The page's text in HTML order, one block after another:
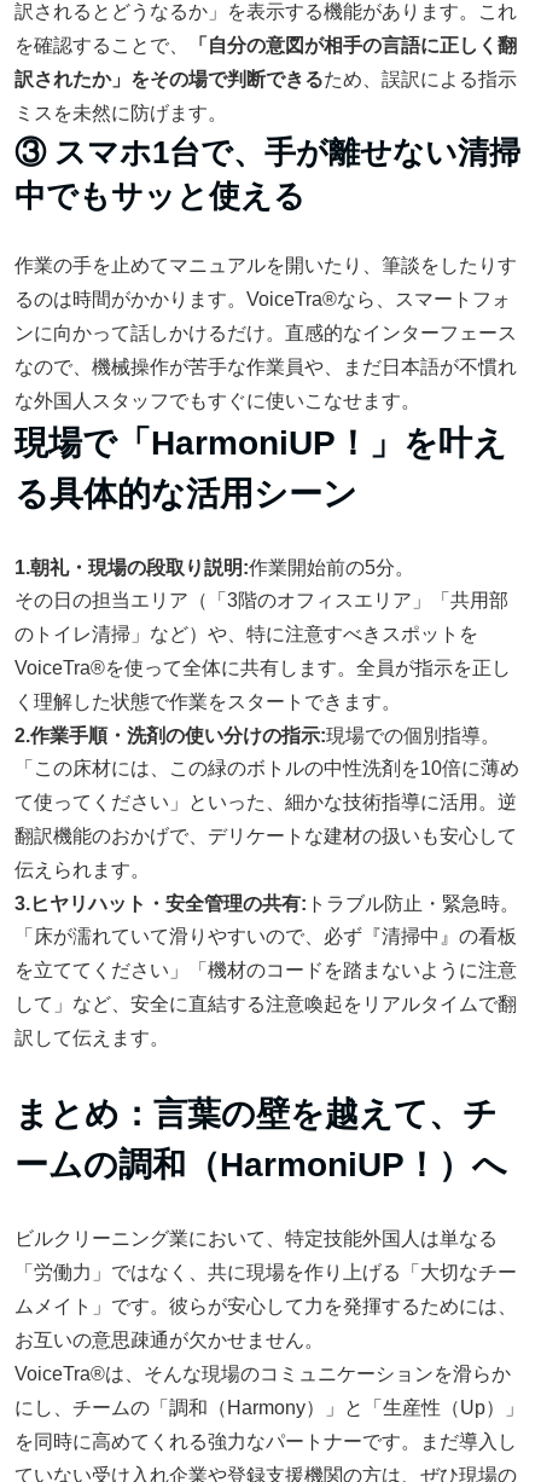
訳されるとどうなるか」を表示する機能があります。これ
を確認することで、
「自分の意図が相手の言語に正しく翻
訳されたか」をその場で判断できるため、誤訳による指示
ミスを未然に防げます。
③ スマホ1台で、手が離せない清掃
中でもサッと使える
作業の手を止めてマニュアルを開いたり、筆談をしたりす
るのは時間がかかります。VoiceTra®なら、スマートフォ
ンに向かって話しかけるだけ。直感的なインターフェース
なので、機械操作が苦手な作業員や、まだ日本語が不慣れ
な外国人スタッフでもすぐに使いこなせます。
現場で「HarmoniUP！」を叶え
る具体的な活用シーン
1.朝礼・現場の段取り説明:作業開始前の5分。
その日の担当エリア（「3階のオフィスエリア」「共用部
のトイレ清掃」など）や、特に注意すべきスポットを
VoiceTra®を使って全体に共有します。全員が指示を正し
く理解した状態で作業をスタートできます。
2.作業手順・洗剤の使い分けの指示:現場での個別指導。
「この床材には、この緑のボトルの中性洗剤を10倍に薄め
て使ってください」といった、細かな技術指導に活用。逆
翻訳機能のおかげで、デリケートな建材の扱いも安心して
伝えられます。
3.ヒヤリハット・安全管理の共有: トラブル防止・緊急時。
「床が濡れていて滑りやすいので、必ず『清掃中』の看板
を立ててください」「機材のコードを踏まないように注意
して」など、安全に直結する注意喚起をリアルタイムで翻
訳して伝えます。
まとめ：言葉の壁を越えて、チ
ームの調和（HarmoniUP！）へ
ビルクリーニング業において、特定技能外国人は単なる
「労働力」ではなく、共に現場を作り上げる「大切なチー
ムメイト」です。彼らが安心して力を発揮するためには、
お互いの意思疎通が欠かせません。
VoiceTra®は、そんな現場のコミュニケーションを滑らか
にし、チームの「調和（Harmony）」と「生産性（Up）」
を同時に高めてくれる強力なパートナーです。まだ導入し
ていない受け入れ企業や登録支援機関の方は、ぜひ現場の